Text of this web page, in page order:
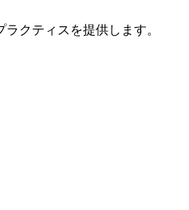
クティスを提供します。